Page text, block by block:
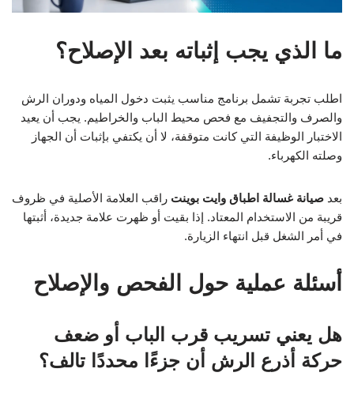
ما الذي يجب إثباته بعد الإصلاح؟
اطلب تجربة تشمل برنامج مناسب يثبت دخول المياه ودوران الرش
والصرف والتجفيف مع فحص محيط الباب والخراطيم. يجب أن يعيد
الاختبار الوظيفة التي كانت متوقفة، لا أن يكتفي بإثبات أن الجهاز
وصلته الكهرباء.
بعد صيانة غسالة اطباق وايت بوينت راقب العلامة الأصلية في ظروف
قريبة من الاستخدام المعتاد. إذا بقيت أو ظهرت علامة جديدة، أثبتها
في أمر الشغل قبل انتهاء الزيارة.
أسئلة عملية حول الفحص والإصلاح
هل يعني تسريب قرب الباب أو ضعف
حركة أذرع الرش أن جزءًا محددًا تالف؟